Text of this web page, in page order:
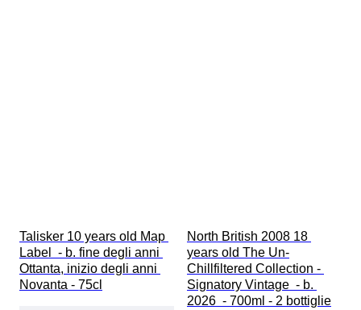
Talisker 10 years old Map
Label  - b. fine degli anni
Ottanta, inizio degli anni
Novanta - 75cl
North British 2008 18
years old The Un-
Chillfiltered Collection -
Signatory Vintage  - b.
2026  - 700ml - 2 bottiglie